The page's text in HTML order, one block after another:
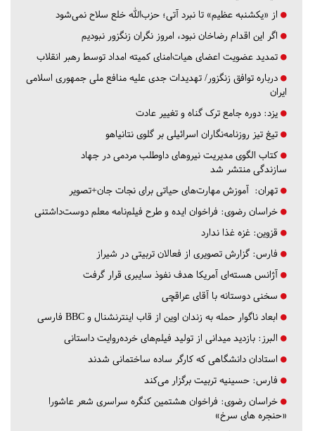
از «یکشنبه عظیم» تا نبرد آتی؛ حزب‌الله خلع سلاح نمی‌شود
اگر این اقدام رضاخان نبود، امروز نگران زنگزور نبودیم
تمدید عضویت اعضای هیات‌امنای کمیته امداد توسط رهبر انقلاب
درباره توافق زنگزور/ تهدیدات جدی علیه منافع ملی جمهوری اسلامی
ایران
یزد: دوره جامع ترک گناه و تغییر عادت
تیغ تیز روزنامه‌نگاران اسرائیلی بر گلوی نتانیاهو
کتاب الگوی مدیریت نیروهای داوطلب مردمی در جهاد
سازندگی منتشر شد
تهران: آموزش مهارت‌های حیاتی برای نجات جان+تصویر
خراسان رضوی: فراخوان ایده و طرح فیلم‌نامه معلم دوست‌داشتنی
قزوین: غزه غذا ندارد
فارس: گزارش تصویری از فعالان تربیتی در شیراز
آژانس هسته‌ای آمریکا هدف نفوذ سایبری قرار گرفت
سخنی دوستانه با آقای عراقچی
ابعاد ناگوار حمله به زندان اوین از قاب اینترنشنال و BBC فارسی
البرز: بازدید میدانی از تولید فیلم‌های خرده‌روایت داستانی
استادان دانشگاهی که کارگر ساده ساختمانی شدند
فارس: حسینیه تربیت برگزار می‌کند
خراسان رضوی: فراخوان هشتمین کنگره سراسری شعر عاشورا
«حنجره های سرخ»